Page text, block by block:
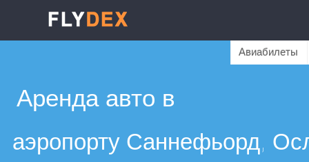
Авиабилеты
Аренда авто в
аэропорту Саннефьорд,